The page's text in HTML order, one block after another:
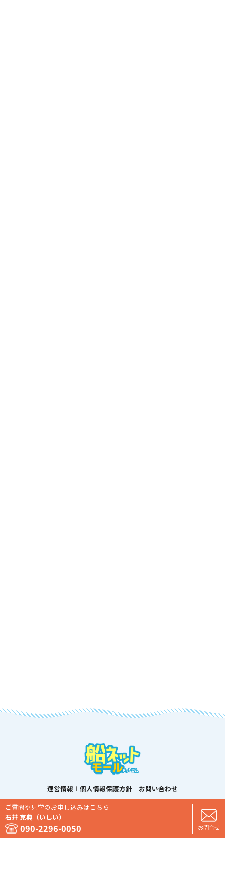
ご質問や見学のお申し込みはこちら
石井 克典（いしい）
090-2296-0050 お問合せ
運営情報 個人情報保護方針 お問い合わせ
Copyright 船ネットモールドットコム. All rights reserved.